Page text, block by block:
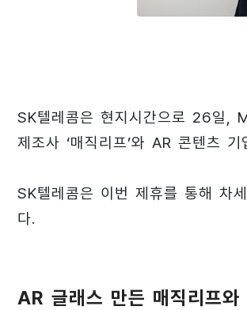
SK텔레콤은 현지시간으로 26일,
제조사 ‘매직리프’와 AR 콘텐츠
SK텔레콤은 이번 제휴를 통해 차
다.
AR 글래스 만든 매직리프